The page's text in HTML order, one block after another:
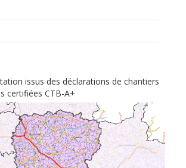
issus des déclarations de chantiers
certifiées CTB-A+